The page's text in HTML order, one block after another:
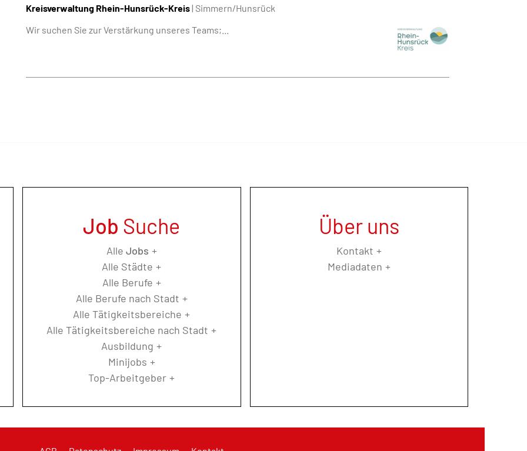
Kreisverwaltung Rhein-Hunsrück-Kreis| Simmern/Hunsrück
Wir suchen Sie zur Verstärkung unseres Teams;...
Job Suche
Alle Jobs
Alle Städte
Alle Berufe
Alle Berufe nach Stadt
Alle Tätigkeitsbereiche
Alle Tätigkeitsbereiche nach Stadt
Ausbildung
Minijobs
Top-Arbeitgeber
Über uns
Kontakt
Mediadaten